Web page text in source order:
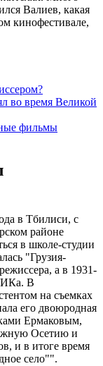
Валиев, какая
кинофестивале,
во время Великой
фильмы
в Тбилиси, с
районе
в школе-студии
"Грузия-
а в 1931-
В
на съемках
его двоюродная
Ермаковым,
Осетию и
и в итоге время
село"".